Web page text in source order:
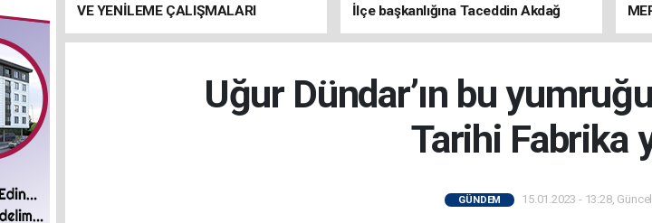
VE YENİLEME ÇALIŞMALARI
SÜRÜYOR
İlçe başkanlığına Taceddin Akdağ
atandı
Uğur Dündar’ın bu
Tarihi Fabrika
GÜNDEM 15.01.2023 - 13:28,